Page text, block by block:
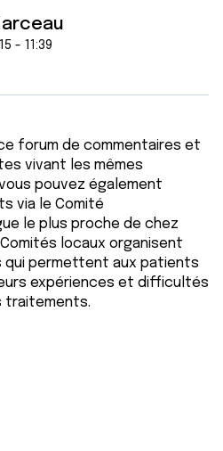
- 11:39
forum de commentaires et
vivant les mêmes
pouvez également
via le Comité
le plus proche de chez
locaux organisent
qui permettent aux patients
expériences et difficultés
traitements.